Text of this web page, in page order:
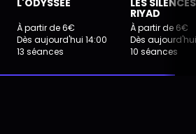
À partir de 6€
Dès aujourd'hui 14:00
13 séances
RIYAD
À partir de 6€
Dès aujourd'hui
10 séances